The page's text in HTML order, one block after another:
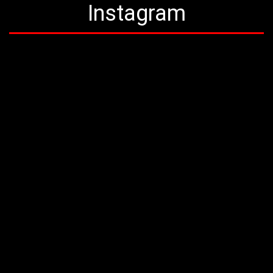
Instagram